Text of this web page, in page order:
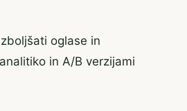
oglase in
in A/B verzijami